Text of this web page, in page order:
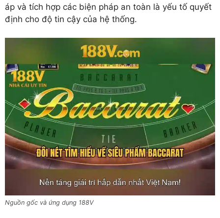
áp và tích hợp các biện pháp an toàn là yếu tố quyết
định cho độ tin cậy của hệ thống.
Nguồn gốc và ứng dụng 188V